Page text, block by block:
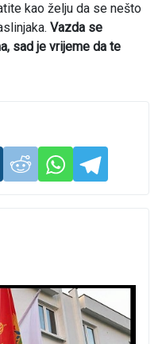
kao želju da se nešto
Vazda se
sad je vrijeme da te